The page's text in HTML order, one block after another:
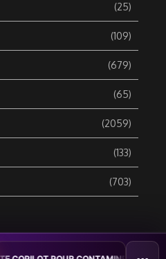
(25)
(109)
(679)
(65)
(2059)
(133)
(703)
SECURITY BREACH - Groupe